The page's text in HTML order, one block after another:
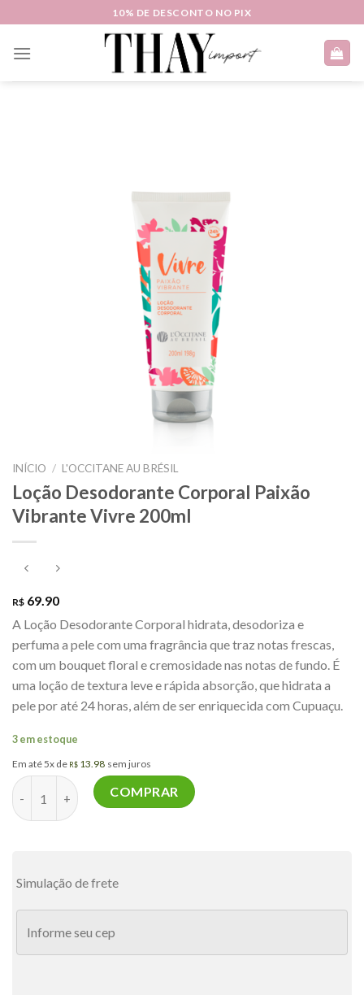
to
content
10% DE DESCONTO NO PIX
INÍCIO / L'OCCITANE AU BRÉSIL
Loção Desodorante Corporal Paixão
Vibrante Vivre 200ml
R$ 69.90
A Loção Desodorante Corporal hidrata, desodoriza e
perfuma a pele com uma fragrância que traz notas frescas,
com um bouquet floral e cremosidade nas notas de fundo. É
uma loção de textura leve e rápida absorção, que hidrata a
pele por até 24 horas, além de ser enriquecida com Cupuaçu.
3 em estoque
Em até 5x de R$ 13.98 sem juros
Loção Desodorante Corporal Paixão Vibrante Vivre 200ml
COMPRAR
Simulação de frete